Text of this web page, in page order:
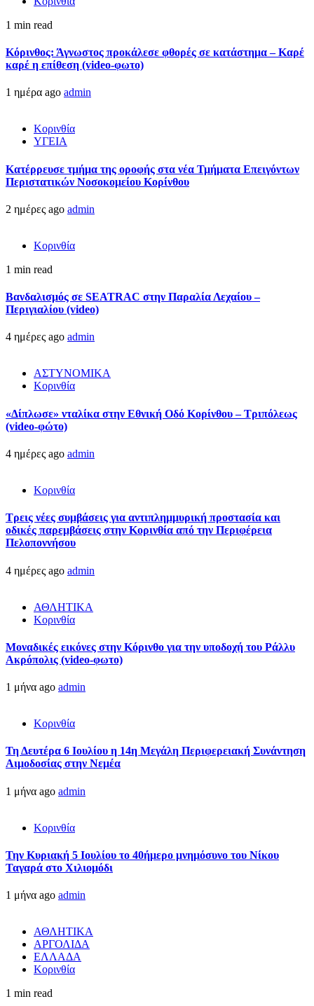
1 min read
Κόρινθος: Άγνωστος προκάλεσε φθορές σε κατάστημα – Καρέ
καρέ η επίθεση (video-φωτο)
1 ημέρα ago admin
Κορινθία
ΥΓΕΙΑ
Kατέρρευσε τμήμα της οροφής στα νέα Τμήματα Επειγόντων
Περιστατικών Νοσοκομείου Κορίνθου
2 ημέρες ago admin
Κορινθία
1 min read
Βανδαλισμός σε SEATRAC στην Παραλία Λεχαίου –
Περιγιαλίου (video)
4 ημέρες ago admin
ΑΣΤΥΝΟΜΙΚΑ
Κορινθία
«Δίπλωσε» νταλίκα στην Εθνική Oδό Κορίνθου – Τριπόλεως
(video-φώτο)
4 ημέρες ago admin
Κορινθία
Τρεις νέες συμβάσεις για αντιπλημμυρική προστασία και
οδικές παρεμβάσεις στην Κορινθία από την Περιφέρεια
Πελοποννήσου
4 ημέρες ago admin
ΑΘΛΗΤΙΚΑ
Κορινθία
Μοναδικές εικόνες στην Κόρινθο για την υποδοχή του Ράλλυ
Ακρόπολις (video-φωτο)
1 μήνα ago admin
Κορινθία
Τη Δευτέρα 6 Ιουλίου η 14η Μεγάλη Περιφερειακή Συνάντηση
Αιμοδοσίας στην Νεμέα
1 μήνα ago admin
Κορινθία
Την Κυριακή 5 Ιουλίου το 40ήμερο μνημόσυνο του Νίκου
Ταγαρά στο Χιλιομόδι
1 μήνα ago admin
ΑΘΛΗΤΙΚΑ
ΑΡΓΟΛΙΔΑ
ΕΛΛΑΔΑ
Κορινθία
1 min read